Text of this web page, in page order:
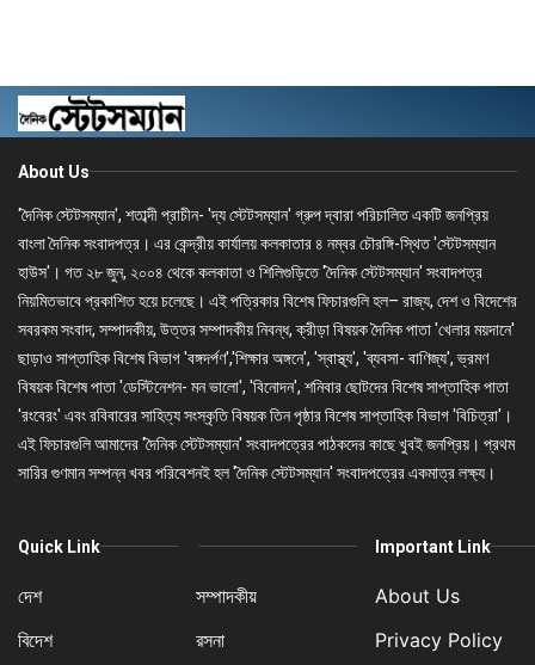
About Us
'দৈনিক স্টেটসম্যান', শতাব্দী প্রাচীন- 'দ্য স্টেটসম্যান' গ্রুপ দ্বারা পরিচালিত একটি জনপ্রিয়
বাংলা দৈনিক সংবাদপত্র। এর কেন্দ্রীয় কার্যালয় কলকাতার ৪ নম্বর চৌরঙ্গি-স্থিত 'স্টেটসম্যান
হাউস'। গত ২৮ জুন, ২০০৪ থেকে কলকাতা ও শিলিগুড়িতে 'দৈনিক স্টেটসম্যান' সংবাদপত্র
নিয়মিতভাবে প্রকাশিত হয়ে চলেছে। এই পত্রিকার বিশেষ ফিচারগুলি হল– রাজ্য, দেশ ও বিদেশের
সবরকম সংবাদ, সম্পাদকীয়, উত্তর সম্পাদকীয় নিবন্ধ, ক্রীড়া বিষয়ক দৈনিক পাতা 'খেলার ময়দানে'
ছাড়াও সাপ্তাহিক বিশেষ বিভাগ 'বঙ্গদর্পণ','শিক্ষার অঙ্গনে', 'স্বাস্থ্য', 'ব্যবসা- বাণিজ্য', ভ্রমণ
বিষয়ক বিশেষ পাতা 'ডেস্টিনেশন- মন ভালো', 'বিনোদন', শনিবার ছোটদের বিশেষ সাপ্তাহিক পাতা
'রংবেরং' এবং রবিবারের সাহিত্য সংস্কৃতি বিষয়ক তিন পৃষ্ঠার বিশেষ সাপ্তাহিক বিভাগ 'বিচিত্রা'।
এই ফিচারগুলি আমাদের 'দৈনিক স্টেটসম্যান' সংবাদপত্রের পাঠকদের কাছে খুবই জনপ্রিয়। প্রথম
সারির গুণমান সম্পন্ন খবর পরিবেশনই হল 'দৈনিক স্টেটসম্যান' সংবাদপত্রের একমাত্র লক্ষ্য।
Quick Link
দেশ
বিদেশ
সম্পাদকীয়
রসনা
Important Link
About Us
Privacy Policy